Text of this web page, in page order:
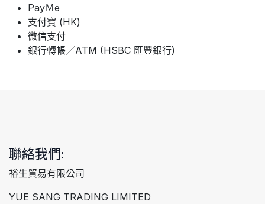
PayＭe
支付寶 (HK)
微信支付
銀行轉帳／ATM (HSBC 匯豐銀行)
聯絡我們:
裕生貿易有限公司
YUE SANG TRADING LIMITED